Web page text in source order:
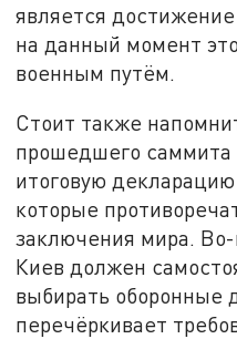
является
на данный момент
военным путём.
Стоит также
прошедшего
итоговую
которые
заключения мира.
Киев должен
выбирать оборонные
перечёркивает